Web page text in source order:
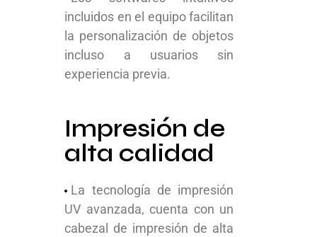
incluidos en el equipo facilitan
la personalización de objetos
incluso a usuarios sin
experiencia previa.
Impresión de
alta calidad
La tecnología de impresión
UV avanzada, cuenta con un
cabezal de impresión de alta